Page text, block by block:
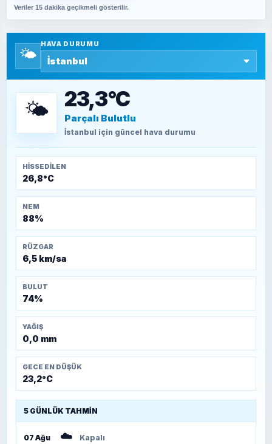
SAVAŞ ŞAHİN
SEYFULLAH ÇİÇEK
TEOMAN ALPASLAN
Kütahya-Eskişehir Muharebeleri (10-24
Veriler 15 dakika geçikmeli gösterilir.
🌤️
HAVA DURUMU
🌤️ 23,3°C
Parçalı Bulutlu
İstanbul için güncel hava durumu
HISSEDILEN
26,8°C
NEM
88%
RÜZGAR
6,5 km/sa
BULUT
74%
YAĞIŞ
0,0 mm
GECE EN DÜŞÜK
23,2°C
5 GÜNLÜK TAHMIN
07 Ağu ☁️ Kapalı